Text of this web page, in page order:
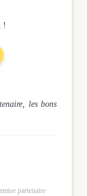
!
les bons
partenaire